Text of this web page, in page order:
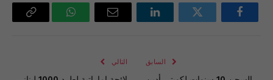
فيسبوك تويتر لينكدإن
البريد
واتساب Copy
السابق التالي